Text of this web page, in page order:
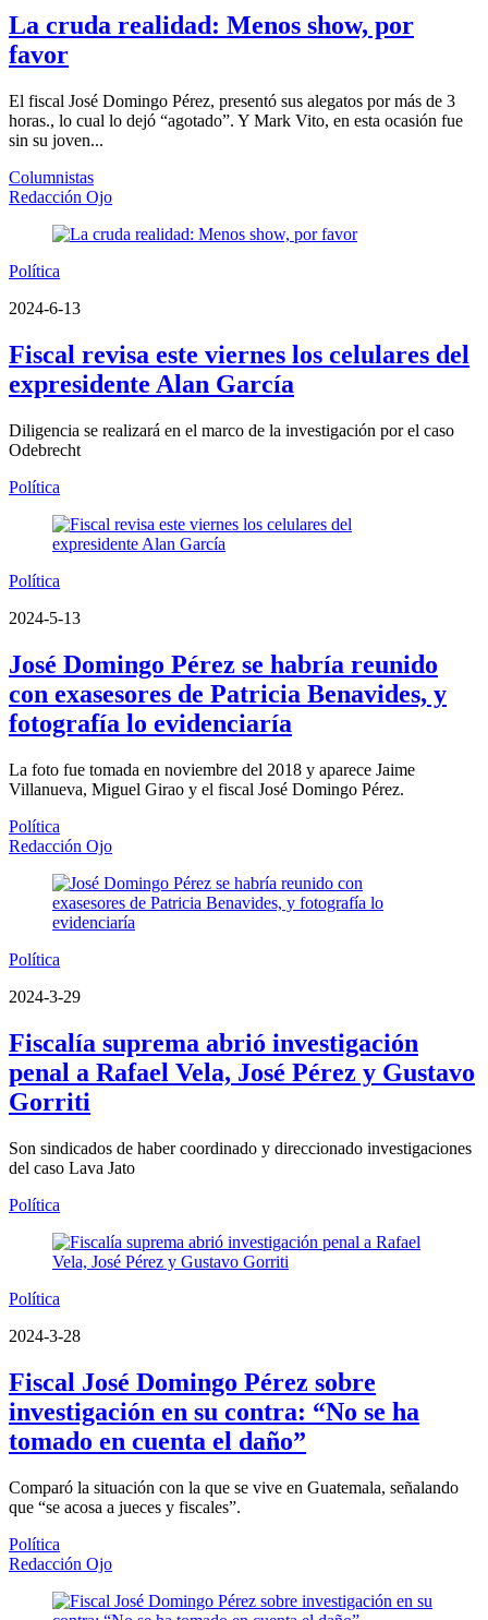
La cruda realidad: Menos show, por
favor
El fiscal José Domingo Pérez, presentó sus alegatos por más de 3
horas., lo cual lo dejó “agotado”. Y Mark Vito, en esta ocasión fue
sin su joven...
Columnistas
Redacción Ojo
Política
2024-6-13
Fiscal revisa este viernes los celulares del
expresidente Alan García
Diligencia se realizará en el marco de la investigación por el caso
Odebrecht
Política
Política
2024-5-13
José Domingo Pérez se habría reunido
con exasesores de Patricia Benavides, y
fotografía lo evidenciaría
La foto fue tomada en noviembre del 2018 y aparece Jaime
Villanueva, Miguel Girao y el fiscal José Domingo Pérez.
Política
Redacción Ojo
Política
2024-3-29
Fiscalía suprema abrió investigación
penal a Rafael Vela, José Pérez y Gustavo
Gorriti
Son sindicados de haber coordinado y direccionado investigaciones
del caso Lava Jato
Política
Política
2024-3-28
Fiscal José Domingo Pérez sobre
investigación en su contra: “No se ha
tomado en cuenta el daño”
Comparó la situación con la que se vive en Guatemala, señalando
que “se acosa a jueces y fiscales”.
Política
Redacción Ojo